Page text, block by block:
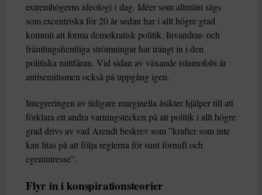
extremhögerns ideologi i dag. Idéer som allmänt sågs
som excentriska för 20 år sedan har i allt högre grad
kommit att forma demokratisk politik. Invandrar- och
främlingsfientliga strömningar har trängt in i den
politiska mittfåran. Vid sidan av växande islamofobi är
antisemitismen också på uppgång igen.
Integreringen av tidigare marginella åsikter hjälper till att
förklara ett andra varningstecken på att politik i allt högre
grad drivs av vad Arendt beskrev som ”krafter som inte
kan litas på att följa reglerna för sunt förnuft och
egenintresse”.
Flyr in i konspirationsteorier